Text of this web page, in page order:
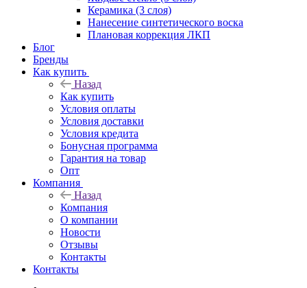
Керамика (3 слоя)
Нанесение синтетического воска
Плановая коррекция ЛКП
Блог
Бренды
Как купить
Назад
Как купить
Условия оплаты
Условия доставки
Условия кредита
Бонусная программа
Гарантия на товар
Опт
Компания
Назад
Компания
О компании
Новости
Отзывы
Контакты
Контакты